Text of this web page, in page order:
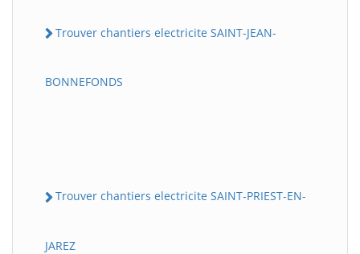
Trouver chantiers electricite SAINT-JEAN-
BONNEFONDS
Trouver chantiers electricite SAINT-PRIEST-EN-
JAREZ